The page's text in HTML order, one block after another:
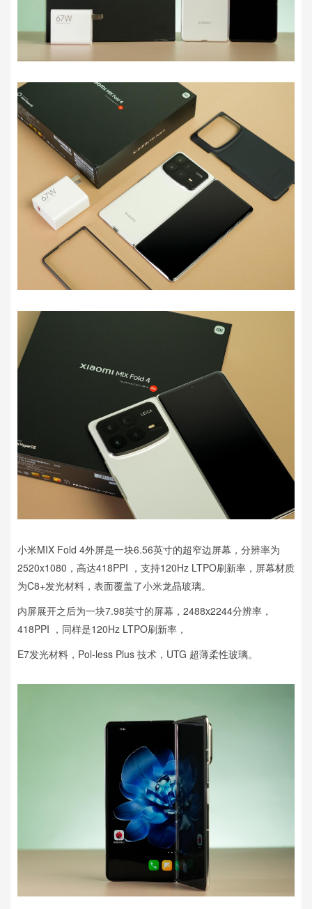
小米MIX Fold 4外屏是一块6.56英寸的超窄边屏幕，分辨率为
2520x1080，高达418PPI ，支持120Hz LTPO刷新率，屏幕材质
为C8+发光材料，表面覆盖了小米龙晶玻璃。
内屏展开之后为一块7.98英寸的屏幕，2488x2244分辨率，
418PPI ，同样是120Hz LTPO刷新率，
E7发光材料，Pol-less Plus 技术，UTG 超薄柔性玻璃。